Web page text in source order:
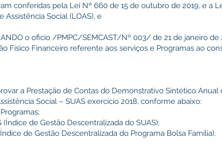
conferidas pela Lei Nº 660 de 15 de outubro de 2019, e a
Assistência Social (LOAS), e
o oficio /PMPC/SEMCAST/Nº 003/ de 21 de janeiro
Físico Financeiro referente aos serviços e Programas ao
a Prestação de Contas do Demonstrativo Sintético
Social – SUAS exercício 2018, conforme abaixo:
(Índice de Gestão Descentralizada do SUAS);
de Gestão Descentralizada do Programa Bolsa Família).